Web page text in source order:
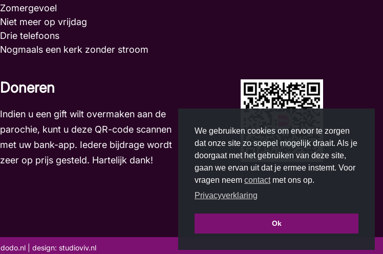
Zomergevoel
Niet meer op vrijdag
Drie telefoons
Nogmaals een kerk zonder stroom
Doneren
Indien u een gift wilt overmaken aan de
parochie, kunt u deze QR-code scannen
met uw bank-app. Iedere bijdrage wordt
zeer op prijs gesteld. Hartelijk dank!
dodo.nl design: studioviv.nl
We gebruiken cookies om ervoor te zorgen
dat onze site zo soepel mogelijk draait. Als je
doorgaat met het gebruiken van deze site,
gaan we ervan uit dat je ermee instemt. Voor
vragen neem contactmet ons op.
Privacyverklaring
Ok